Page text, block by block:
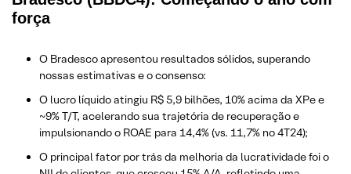
força
O Bradesco apresentou resultados sólidos, superando
nossas estimativas e o consenso:
O lucro líquido atingiu R$ 5,9 bilhões, 10% acima da XPe e
~9% T/T, acelerando sua trajetória de recuperação e
impulsionando o ROAE para 14,4% (vs. 11,7% no 4T24);
O principal fator por trás da melhoria da lucratividade foi o